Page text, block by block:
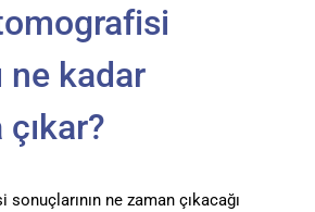
ne kadar
ne zaman çıkacağı